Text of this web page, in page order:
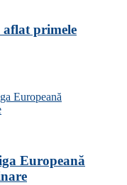
aflat primele
Europeană